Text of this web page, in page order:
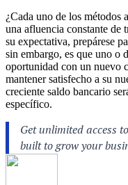
¿Cada uno de los métodos
una afluencia constante de
su expectativa, prepárese
sin embargo, es que uno o
oportunidad con un nuevo
mantener satisfecho a su
creciente saldo bancario
específico.